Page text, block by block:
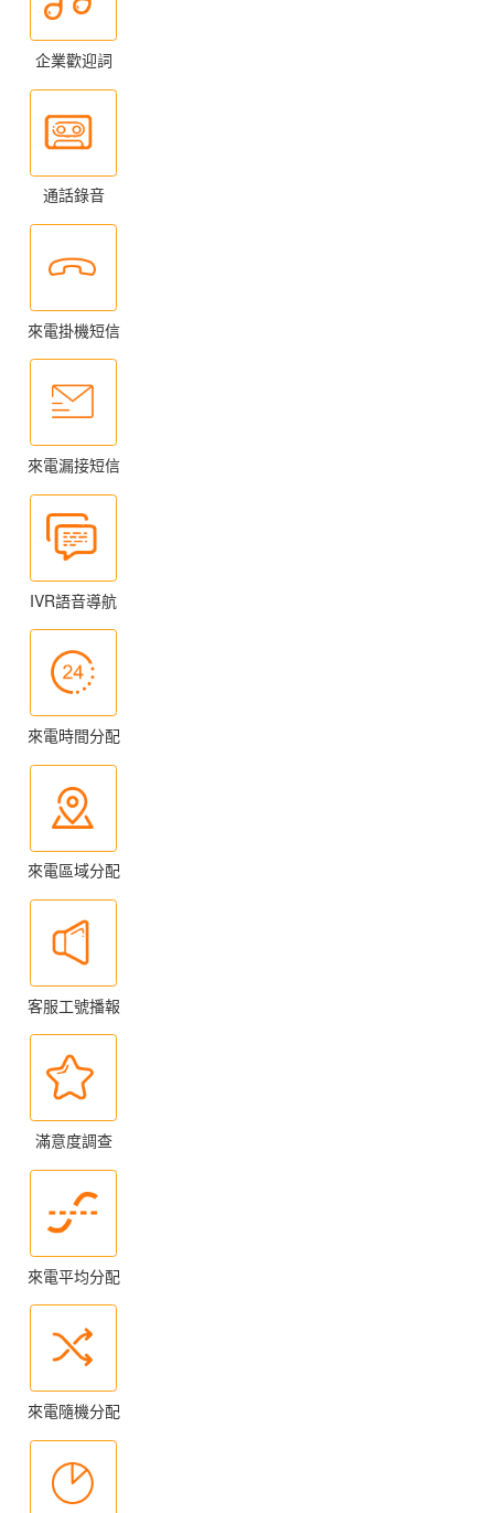
企業歡迎詞
通話錄音
來電掛機短信
來電漏接短信
IVR語音導航
來電時間分配
來電區域分配
客服工號播報
滿意度調查
來電平均分配
來電隨機分配